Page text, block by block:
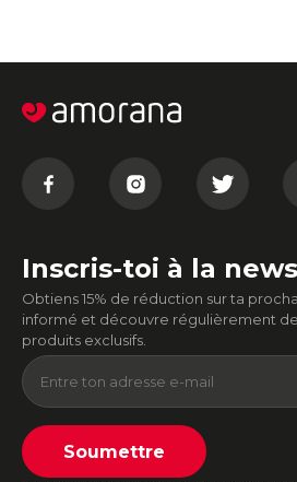
Inscris-toi à la
Obtiens 15% de réduction sur ta
informé et découvre régulièrement
produits exclusifs.
Soumettre